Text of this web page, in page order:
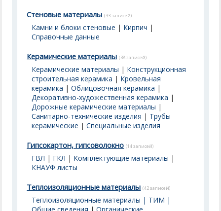
Стеновые материалы (33 записей)
Камни и блоки стеновые | Кирпич |
Справочные данные
Керамические материалы (38 записей)
Керамические материалы | Конструкционная
строительная керамика | Кровельная
керамика |Облицовочная керамика |
Декоративно-художественная керамика |
Дорожные керамические материалы |
Санитарно-технические изделия | Трубы
керамические |Специальные изделия
Гипсокартон, гипсоволокно (14 записей)
ГВЛ | ГКЛ | Комплектующие материалы |
КНАУФ листы
Теплоизоляционные материалы (42 записей)
Теплоизоляционные материалы | ТИМ |